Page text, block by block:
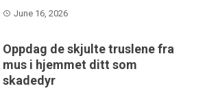
June 16, 2026
Oppdag de skjulte truslene fra
mus i hjemmet ditt som
skadedyr